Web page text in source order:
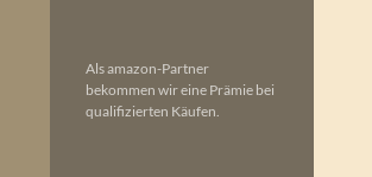
Als amazon-Partner
bekommen wir eine Prämie bei
qualifizierten Käufen.